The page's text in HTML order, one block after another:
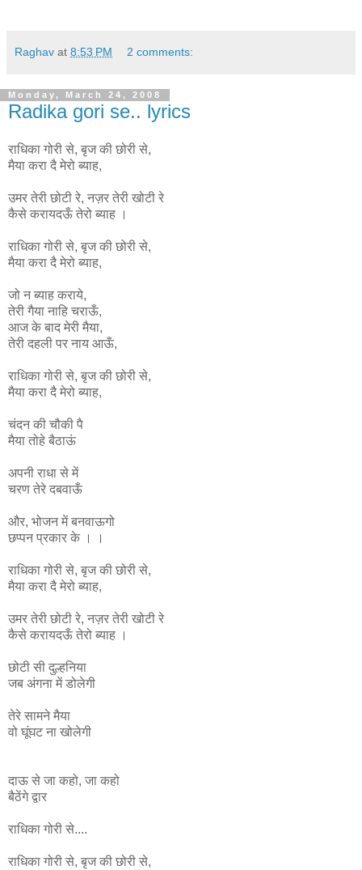
Raghav at 8:53 PM 2 comments:
Monday, March 24, 2008
Radika gori se.. lyrics
राधिका गोरी से, बृज की छोरी से,
मैया करा दै मेरो ब्याह,
उमर तेरी छोटी रे, नज़र तेरी खोटी रे
कैसे करायदऊँ तेरो ब्याह ।
राधिका गोरी से, बृज की छोरी से,
मैया करा दै मेरो ब्याह,
जो न ब्याह कराये,
तेरी गैया नाहि चराऊँ,
आज के बाद मेरी मैया,
तेरी दहली पर नाय आऊँ,
राधिका गोरी से, बृज की छोरी से,
मैया करा दै मेरो ब्याह,
चंदन की चौकी पै
मैया तोहे बैठाऊं
अपनी राधा से में
चरण तेरे दबवाऊँ
और, भोजन में बनवाऊगो
छप्पन प्रकार के । ।
राधिका गोरी से, बृज की छोरी से,
मैया करा दै मेरो ब्याह,
उमर तेरी छोटी रे, नज़र तेरी खोटी रे
कैसे करायदऊँ तेरो ब्याह ।
छोटी सी दुल्हनिया
जब अंगना में डोलेगी
तेरे सामने मैया
वो घूंघट ना खोलेगी
दाऊ से जा कहो, जा कहो
बैठेंगे द्वार
राधिका गोरी से....
राधिका गोरी से, बृज की छोरी से,